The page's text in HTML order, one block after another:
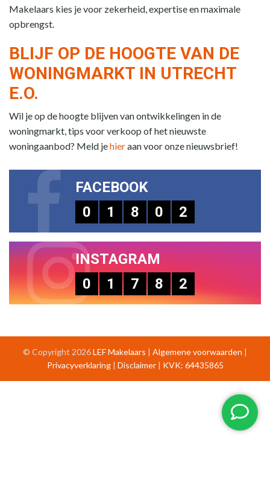
Makelaars kies je voor zekerheid, expertise en maximale
opbrengst.
BLIJF OP DE HOOGTE VAN DE
WONINGMARKT IN UTRECHT
E.O.
Wil je op de hoogte blijven van ontwikkelingen in de
woningmarkt, tips voor verkoop of het nieuwste
woningaanbod? Meld jehieraan voor onze nieuwsbrief!
FACEBOOK
0
1 8 0 2
INSTAGRAM
0
1 7 8 2
© Copyright 2026LEF Makelaars | Algemene voorwaarden |
Privacyverklaring| Disclaimer| KVK: 64435865